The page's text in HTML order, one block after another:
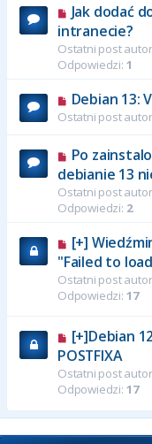
Jak dodać
intranecie?
Ostatni post
Odpowiedzi: 1
Debian 13:
Ostatni post
Po
debianie 13
Ostatni post
Odpowiedzi: 2
[+]
"Failed to
Ostatni post
Odpowiedzi: 17
[+]Debian
POSTFIXA
Ostatni post
Odpowiedzi: 17